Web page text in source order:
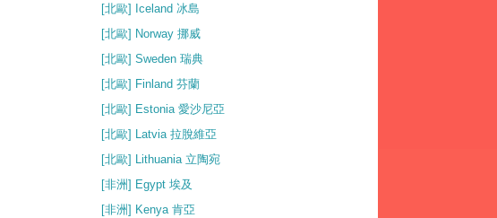
[北歐] Iceland 冰島
[北歐] Norway 挪威
[北歐] Sweden 瑞典
[北歐] Finland 芬蘭
[北歐] Estonia 愛沙尼亞
[北歐] Latvia 拉脫維亞
[北歐] Lithuania 立陶宛
[非洲] Egypt 埃及
[非洲] Kenya 肯亞